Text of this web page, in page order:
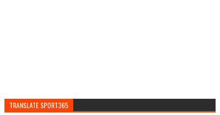
TRANSLATE SPORT365